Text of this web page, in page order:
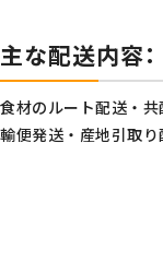
主な配送内容：
食材のルート配送・
輸便発送・産地引取